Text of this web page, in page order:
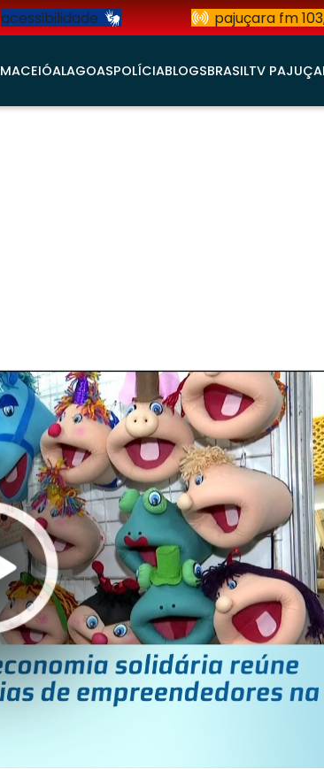
acessibilidade pajuçara fm
MACEIÓALAGOASPOLÍCIABLOGSBRASILTV